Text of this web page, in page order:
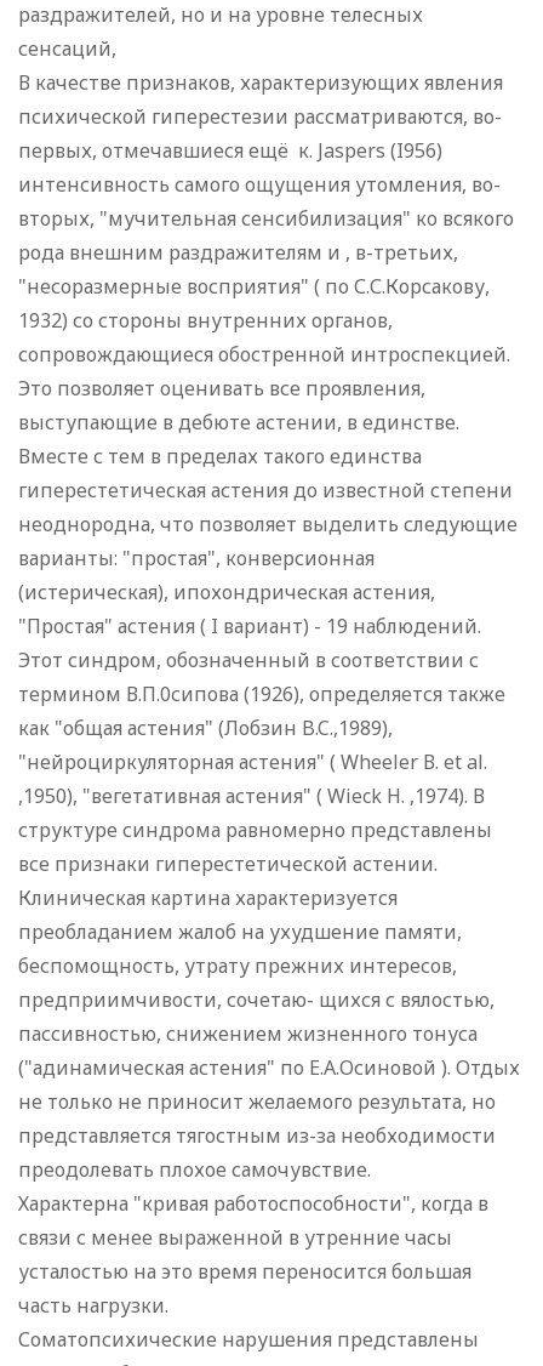
раздражителей, но и на уровне телесных
сенсаций,
В качестве признаков, характеризующих явления
психической гиперестезии рассматриваются, во-
первых, отмечавшиеся ещё к. Jaspers (I956)
интенсивность самого ощущения утомления, во-
вторых, "мучительная сенсибилизация" ко всякого
рода внешним раздражителям и , в-третьих,
"несоразмерные восприятия" ( по С.С.Корсакову,
1932) со стороны внутренних органов,
сопровождающиеся обостренной интроспекцией.
Это позволяет оценивать все проявления,
выступающие в дебюте астении, в единстве.
Вместе с тем в пределах такого единства
гиперестетическая астения до известной степени
неоднородна, что позволяет выделить следующие
варианты: "простая", конверсионная
(истерическая), ипохондрическая астения,
"Простая" астения ( I вариант) - 19 наблюдений.
Этот синдром, обозначенный в соответствии с
термином В.П.0сипова (1926), определяется также
как "общая астения" (Лобзин B.C.,1989),
"нейроциркуляторная астения" ( Wheeler В. et al.
,1950), "вегетативная астения" ( Wieck H. ,1974). В
структуре синдрома равномерно представлены
все признаки гиперестетической астении.
Клиническая картина характеризуется
преобладанием жалоб на ухудшение памяти,
беспомощность, утрату прежних интересов,
предприимчивости, сочетаю- щихся с вялостью,
пассивностью, снижением жизненного тонуса
("адинамическая астения" по Е.А.Осиновой ). Отдых
не только не приносит желаемого результата, но
представляется тягостным из-за необходимости
преодолевать плохое самочувствие.
Характерна "кривая работоспособности", когда в
связи с менее выраженной в утренние часы
усталостью на это время переносится большая
часть нагрузки.
Соматопсихические нарушения представлены